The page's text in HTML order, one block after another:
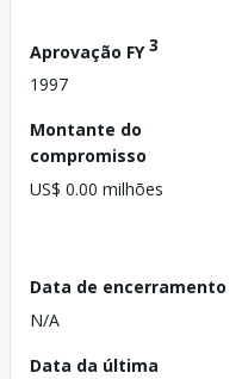
Aprovação FY3
1997
Montante do
compromisso
US$ 0.00 milhões
Data de encerramento
N/A
Data da última